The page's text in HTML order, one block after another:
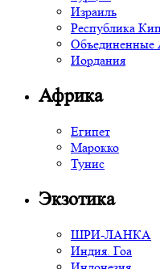
Израиль
Республика
Объединенные
Иордания
Африка
Египет
Марокко
Тунис
Экзотика
ШРИ-ЛАНКА
Индия. Гоа